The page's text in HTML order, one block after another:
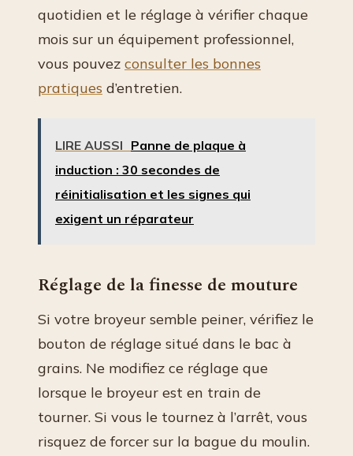
quotidien et le réglage à vérifier chaque
mois sur un équipement professionnel,
vous pouvez consulter les bonnes
pratiques d’entretien.
LIRE AUSSI Panne de plaque à
induction : 30 secondes de
réinitialisation et les signes qui
exigent un réparateur
Réglage de la finesse de mouture
Si votre broyeur semble peiner, vérifiez le
bouton de réglage situé dans le bac à
grains. Ne modifiez ce réglage que
lorsque le broyeur est en train de
tourner. Si vous le tournez à l’arrêt, vous
risquez de forcer sur la bague du moulin.